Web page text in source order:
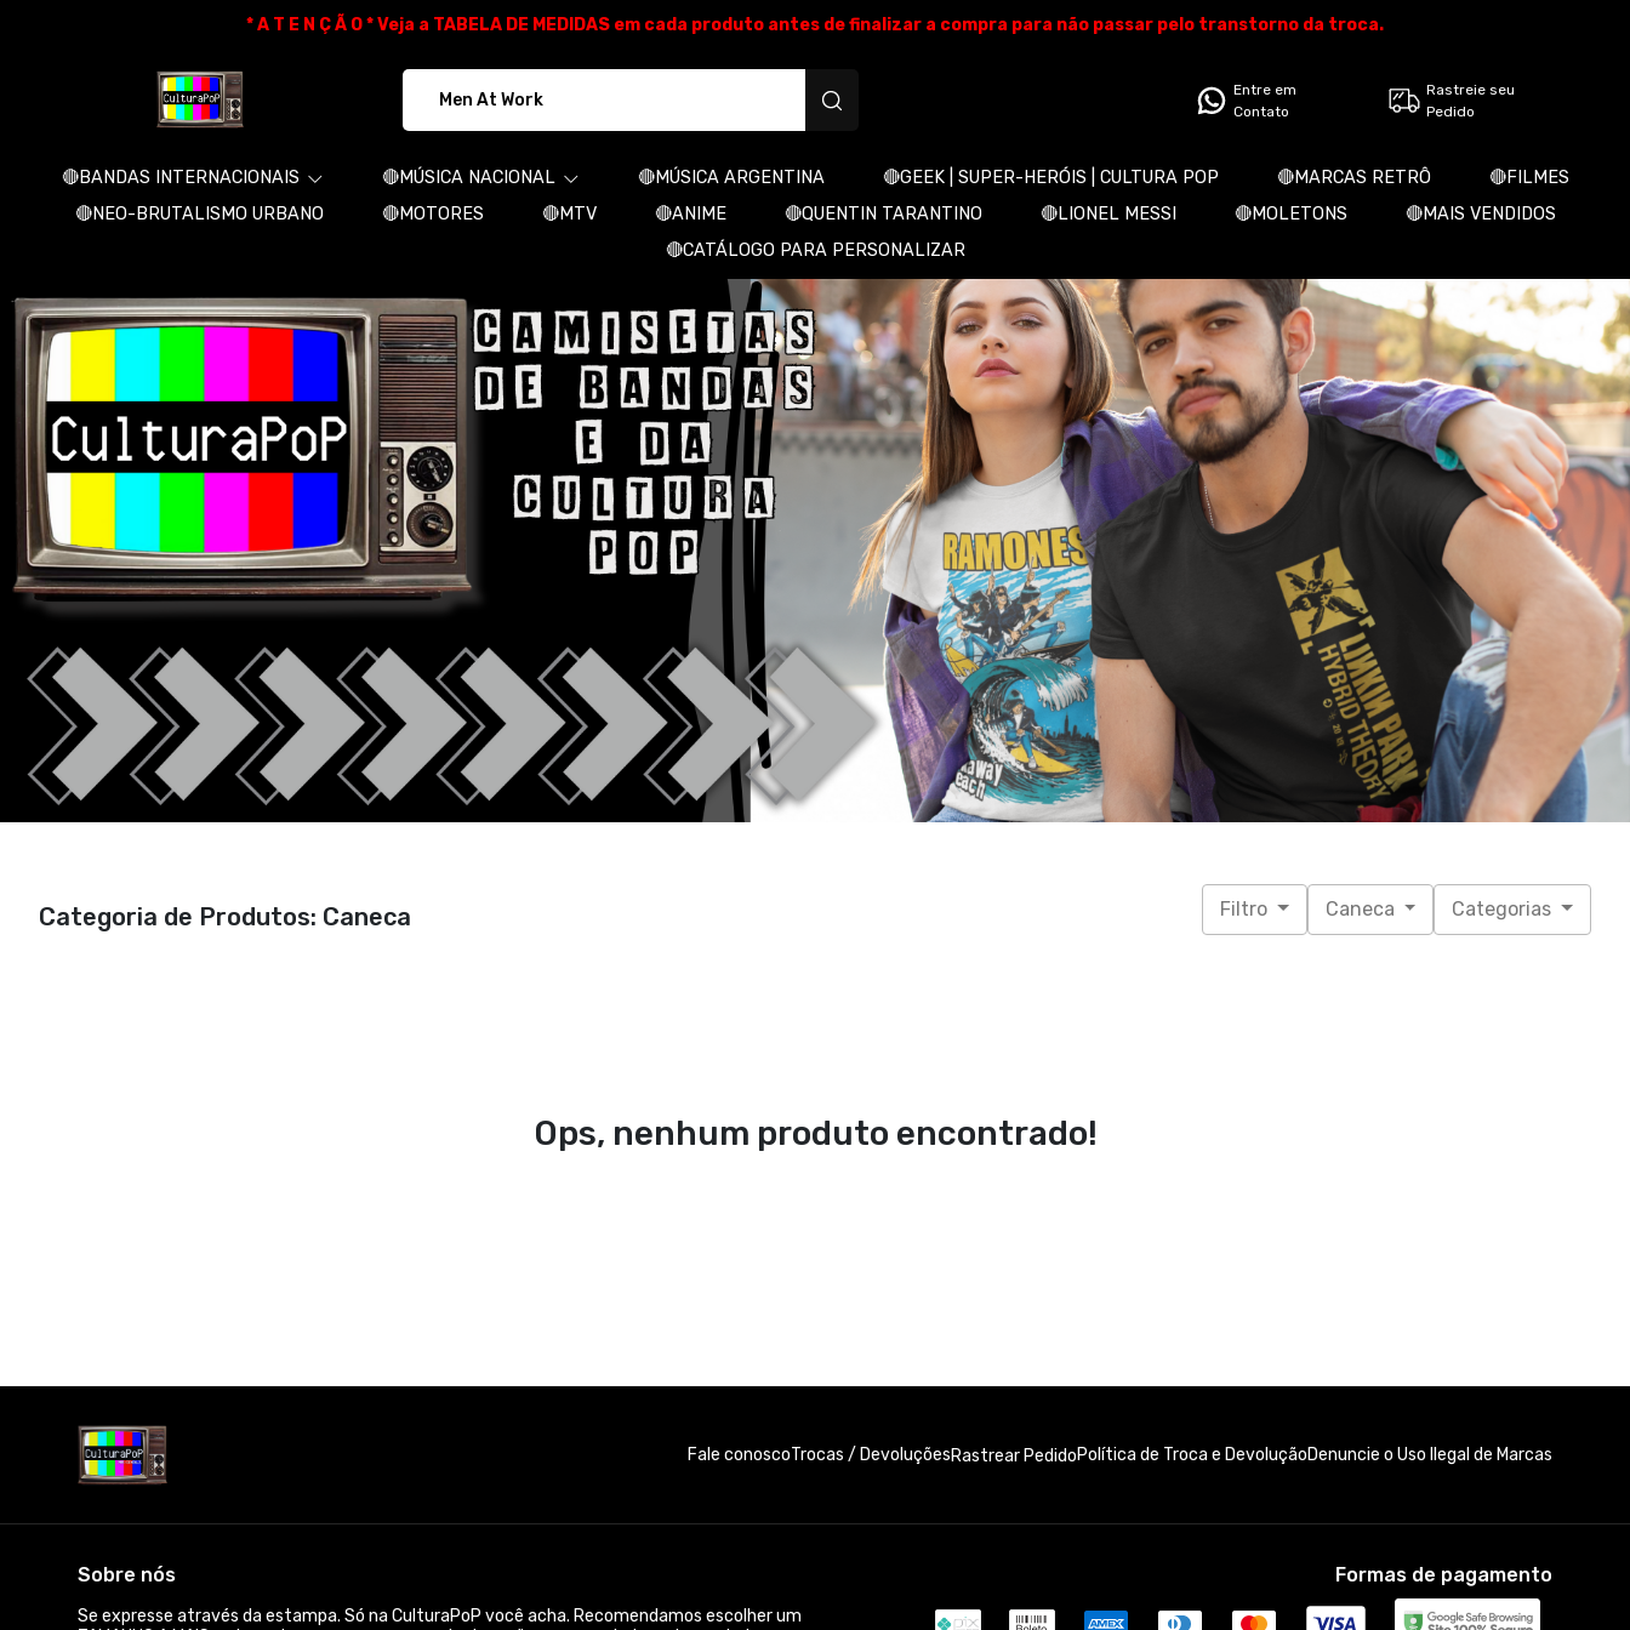
* A T E N Ç Ã O * Veja a TABELA DE MEDIDAS em cada produto antes de finalizar a compra para não passar pelo transtorno da troca.
Entre em
Contato
Rastreie seu
Pedido
🔴BANDAS INTERNACIONAIS 🔴MÚSICA NACIONAL 🔴MÚSICA ARGENTINA 🔴GEEK | SUPER-HERÓIS | CULTURA POP 🔴MARCAS RETRÔ
🔴FILMES
🔴NEO-BRUTALISMO URBANO
🔴MOTORES 🔴MTV 🔴ANIME 🔴QUENTIN TARANTINO 🔴LIONEL MESSI 🔴MOLETONS
🔴MAIS VENDIDOS
🔴CATÁLOGO PARA PERSONALIZAR
Categoria de Produtos: Caneca Filtro Caneca Categorias
Ops, nenhum produto encontrado!
Fale conoscoTrocas / DevoluçõesRastrear PedidoPolítica de Troca e DevoluçãoDenuncie o Uso Ilegal de Marcas
Sobre nós
Se expresse através da estampa. Só na CulturaPoP você acha. Recomendamos escolher um
Formas de pagamento